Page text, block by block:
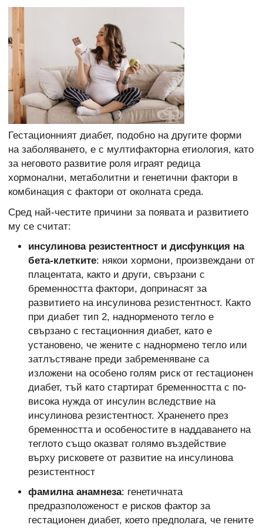
Гестационният диабет, подобно на другите форми
на заболяването, е с мултифакторна етиология, като
за неговото развитие роля играят редица
хормонални, метаболитни и генетични фактори в
комбинация с фактори от околната среда.
Сред най-честите причини за появата и развитието
му се считат:
инсулинова резистентност и дисфункция на
бета-клетките: някои хормони, произвеждани от
плацентата, както и други, свързани с
бременността фактори, допринасят за
развитието на инсулинова резистентност. Както
при диабет тип 2, наднорменото тегло е
свързано с гестационния диабет, като е
установено, че жените с наднормено тегло или
затлъстяване преди забременяване са
изложени на особено голям риск от гестационен
диабет, тъй като стартират бременността с по-
висока нужда от инсулин вследствие на
инсулинова резистентност. Храненето през
бременността и особеностите в наддаването на
теглото също оказват голямо въздействие
върху рисковете от развитие на инсулинова
резистентност
фамилна анамнеза: генетичната
предразположеност е рисков фактор за
гестационен диабет, което предполага, че гените